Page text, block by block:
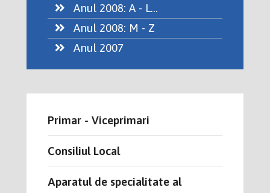
Anul 2008: A - L...
Anul 2008: M - Z
Anul 2007
Primar - Viceprimari
Consiliul Local
Aparatul de specialitate al